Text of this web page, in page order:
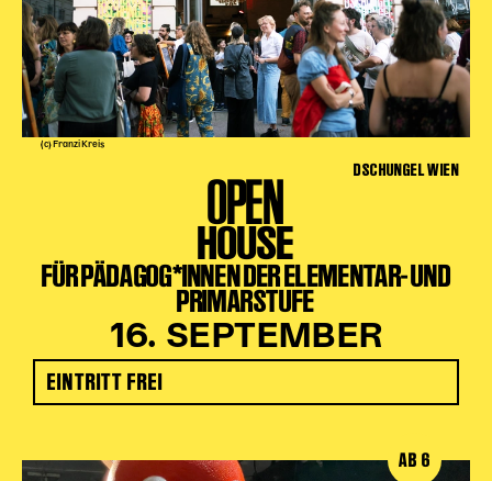
(c) Franzi Kreis
DSCHUNGEL WIEN
OPEN
HOUSE
FÜR PÄDAGOG*INNEN DER ELEMENTAR- UND
PRIMARSTUFE
16. SEPTEMBER
EINTRITT FREI
AB 6